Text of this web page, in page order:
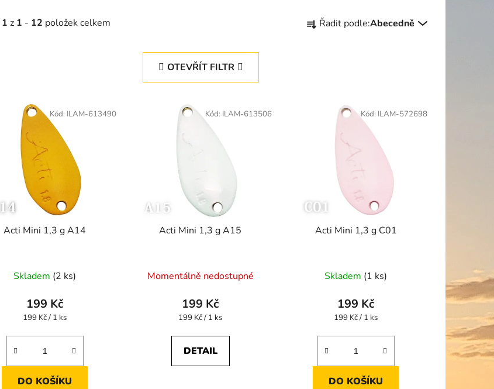
1 z 1 - 12 položek celkem
a
ů
Řadit podle:Abecedně
OTEVŘÍT FILTR
Acti Mini 1,3 g A14
Skladem (2 ks)
199 Kč
Měrná
199 Kč / 1 ks
DO KOŠÍKU
Kód: ILAM-613490
Acti Mini 1,3 g A15
Momentálně nedostupné
199 Kč
Měrná
199 Kč / 1 ks
DETAIL
Kód: ILAM-613506
Acti Mini 1,3 g C01
Skladem (1 ks)
199 Kč
Měrná
199 Kč / 1 ks
DO KOŠÍKU
Kód: ILAM-572698